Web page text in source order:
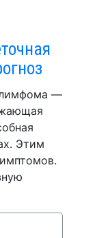
лимфома —
Этим